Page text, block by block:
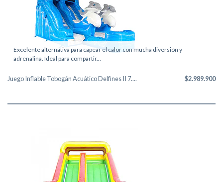
Excelente alternativa para capear el calor con mucha diversión y
adrenalina. Ideal para compartir...
Juego Inflable Tobogán Acuático Delfines II 7.... $2.989.900